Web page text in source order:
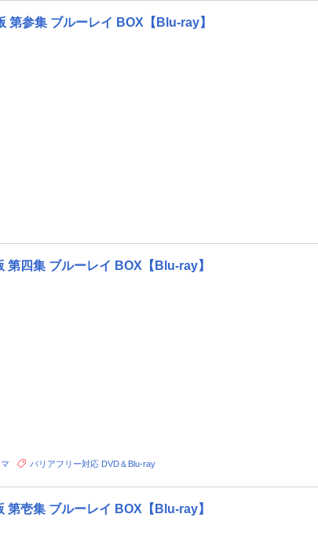
第参集 ブルーレイ BOX【Blu-ray】
第四集 ブルーレイ BOX【Blu-ray】
バリアフリー対応 DVD＆Blu-ray
第壱集 ブルーレイ BOX【Blu-ray】